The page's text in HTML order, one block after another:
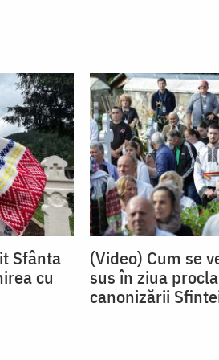
Sfânta
cu
(Video) Cum se
sus în ziua
canonizării